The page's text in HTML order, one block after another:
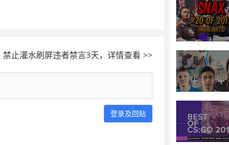
禁止灌水刷屏违者禁言3天，详情查看 >>
登录及回贴